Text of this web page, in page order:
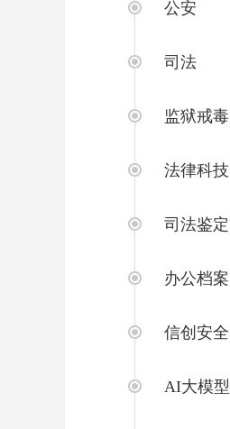
公安
司法
监狱戒毒
法律科技
司法鉴定
办公档案
信创安全
AI大模型